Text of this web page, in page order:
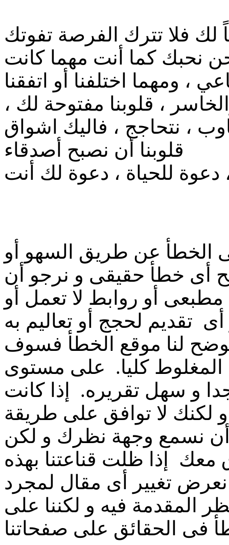
فلا تترك الفرصة تفوتك
نحبك كما أنت مهما كانت
، ومهما اختلفنا أو اتفقنا
، قلوبنا مفتوحة لك ،
، نتحاجج ، فاليك اشواق
قلوبنا أن نصبح أصدقاء
دعوة للحياة ، دعوة لك أنت
عن طريق السهو أو
أى خطأ حقيقى و نرجو أن
مطبعى أو روابط لا تعمل أو
تقديم لحجج أو تعاليم به
لنا موقع الخطأ فسوف
المغلوط كليا. على مستوى
و سهل تقريره. إذا كانت
لكنك لا توافق على طريقة
أن نسمع وجهة نظرك و لكن
معك إذا ظلت قناعتنا بهذه
نعرض تغيير أى مقال لمجرد
المقدمة فيه و لكننا على